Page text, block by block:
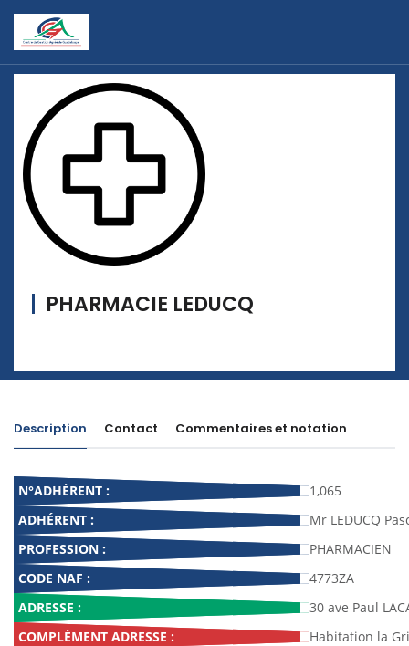
PHARMACIE LEDUCQ
Description Contact Commentaires et notation
N°ADHÉRENT :
1,065
ADHÉRENT :
Mr LEDUCQ
PROFESSION :
PHARMACIEN
CODE NAF :
4773ZA
ADRESSE :
30 ave Paul
COMPLÉMENT ADRESSE :
Habitation la